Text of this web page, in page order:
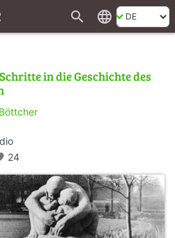
search language
in die Geschichte des
24